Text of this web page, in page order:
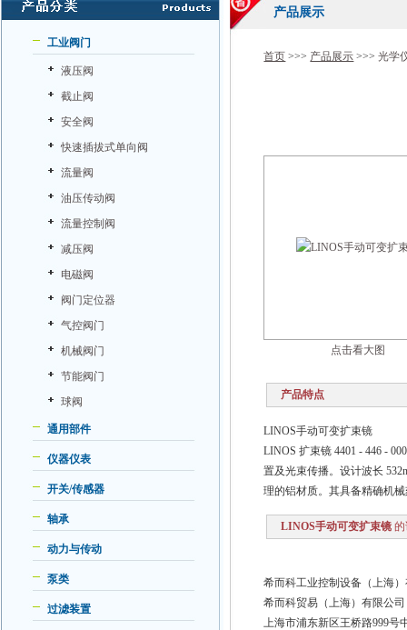
工业阀门
液压阀
截止阀
安全阀
快速插拔式单向阀
流量阀
油压传动阀
流量控制阀
减压阀
电磁阀
阀门定位器
气控阀门
机械阀门
节能阀门
球阀
通用部件
仪器仪表
开关/传感器
轴承
动力与传动
泵类
过滤装置
产品展示
首页 >>> 产品展示 >>>光学
点击看大图
产品特点
LINOS手动可变扩束镜
LINOS 扩束镜 4401 - 446 -
置及光束传播。设计波长
理的铝材质。其具备精确机
LINOS手动可变扩束镜的
希而科工业控制设备（上海
希而科贸易（上海）有限公司
上海市浦东新区王桥路999号